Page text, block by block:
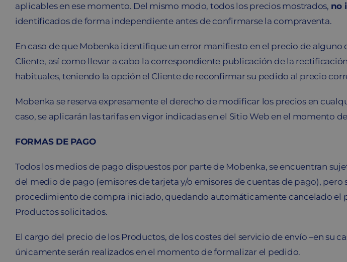
aplicables en ese momento. Del mismo modo, todos los precios mostrados, no
identificados de forma independiente antes de confirmarse la compraventa.
En caso de que Mobenka identifique un error manifiesto en el precio de
Cliente, así como llevar a cabo la correspondiente publicación de la
habituales, teniendo la opción el Cliente de reconfirmar su pedido al precio
Mobenka se reserva expresamente el derecho de modificar los precios en
caso, se aplicarán las tarifas en vigor indicadas en el Sitio Web en el momento
FORMAS DE PAGO
Todos los medios de pago dispuestos por parte de Mobenka, se encuentran
del medio de pago (emisores de tarjeta y/o emisores de cuentas de pago),
procedimiento de compra iniciado, quedando automáticamente cancelado el
Productos solicitados.
El cargo del precio de los Productos, de los costes del servicio de envío –en su
únicamente serán realizados en el momento de formalizar el pedido.